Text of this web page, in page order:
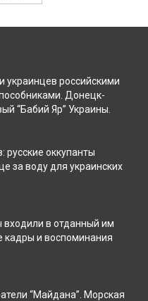
украинцев российскими
Донецк-
“Бабий Яр” Украины.
оккупанты
за воду для украинских
входили в отданный им
кадры и воспоминания
“Майдана”. Морская